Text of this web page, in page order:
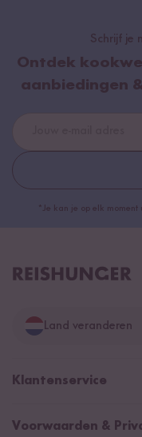
Schrijf je
Ontdek
aanbiedingen
*Je kan je op elk
Land veranderen
Duitsland
Klantenservice
Help Center (FAQ)
Voorwaarden &